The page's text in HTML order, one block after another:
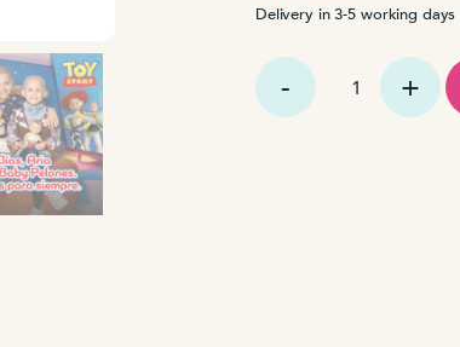
Delivery in 3-5 working days
Expositor
Baby
Pelón
Buzz